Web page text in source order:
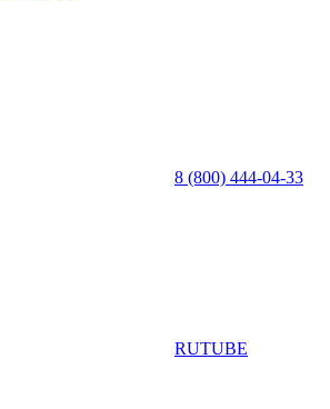
8 (800) 444-04-33
RUTUBE